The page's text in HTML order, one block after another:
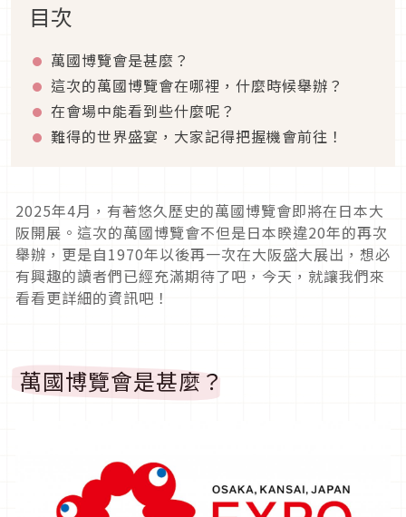
目次
萬國博覽會是甚麼？
這次的萬國博覽會在哪裡，什麼時候舉辦？
在會場中能看到些什麼呢？
難得的世界盛宴，大家記得把握機會前往！
2025年4月，有著悠久歷史的萬國博覽會即將在日本大
阪開展。這次的萬國博覽會不但是日本睽違20年的再次
舉辦，更是自1970年以後再一次在大阪盛大展出，想必
有興趣的讀者們已經充滿期待了吧，今天，就讓我們來
看看更詳細的資訊吧！
萬國博覽會是甚麼？